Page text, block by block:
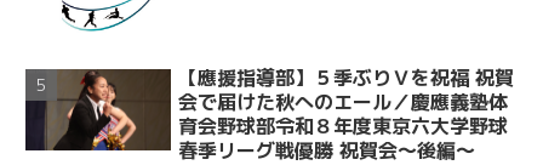
【應援指導部】５季ぶりＶを祝福 祝賀
会で届けた秋へのエール／慶應義塾体
育会野球部令和８年度東京六大学野球
春季リーグ戦優勝 祝賀会～後編～